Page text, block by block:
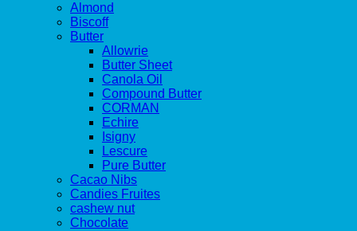
Almond
Biscoff
Butter
Allowrie
Butter Sheet
Canola Oil
Compound Butter
CORMAN
Echire
Isigny
Lescure
Pure Butter
Cacao Nibs
Candies Fruites
cashew nut
Chocolate